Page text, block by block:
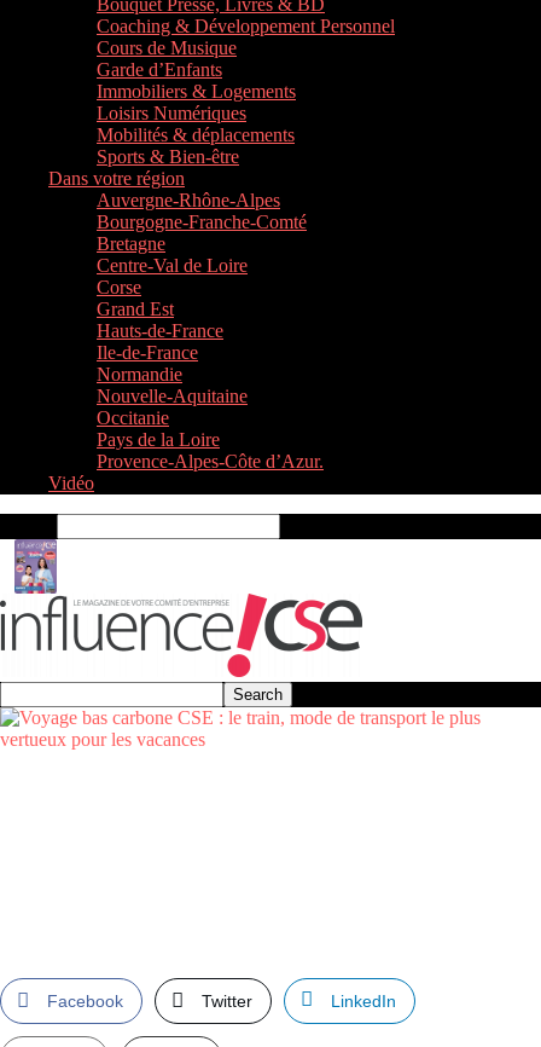
Bouquet Presse, Livres & BD
Coaching & Développement Personnel
Cours de Musique
Garde d’Enfants
Immobiliers & Logements
Loisirs Numériques
Mobilités & déplacements
Sports & Bien-être
Dans votre région
Auvergne-Rhône-Alpes
Bourgogne-Franche-Comté
Bretagne
Centre-Val de Loire
Corse
Grand Est
Hauts-de-France
Ile-de-France
Normandie
Nouvelle-Aquitaine
Occitanie
Pays de la Loire
Provence-Alpes-Côte d’Azur.
Vidéo
Facebook Twitter LinkedIn